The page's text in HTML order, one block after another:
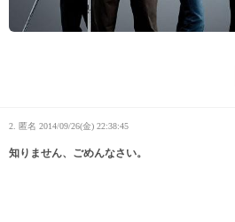
2. 匿名 2014/09/26(金) 22:38:45
知りません、ごめんなさい。